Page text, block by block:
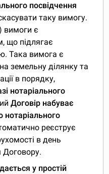
посвідчення
таку вимогу.
вимоги є
що підлягає
Така вимога є
земельну ділянку та
в порядку,
нотаріального
Договір набуває
нотаріального
реєструє
в день
Договору.
у простій